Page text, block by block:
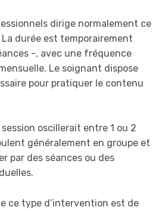
dirige normalement ce
durée est temporairement
-, avec une fréquence
Le soignant dispose
pour pratiquer le contenu
oscillerait entre 1 ou 2
généralement en groupe et
par des séances ou des
ce type d’intervention est de